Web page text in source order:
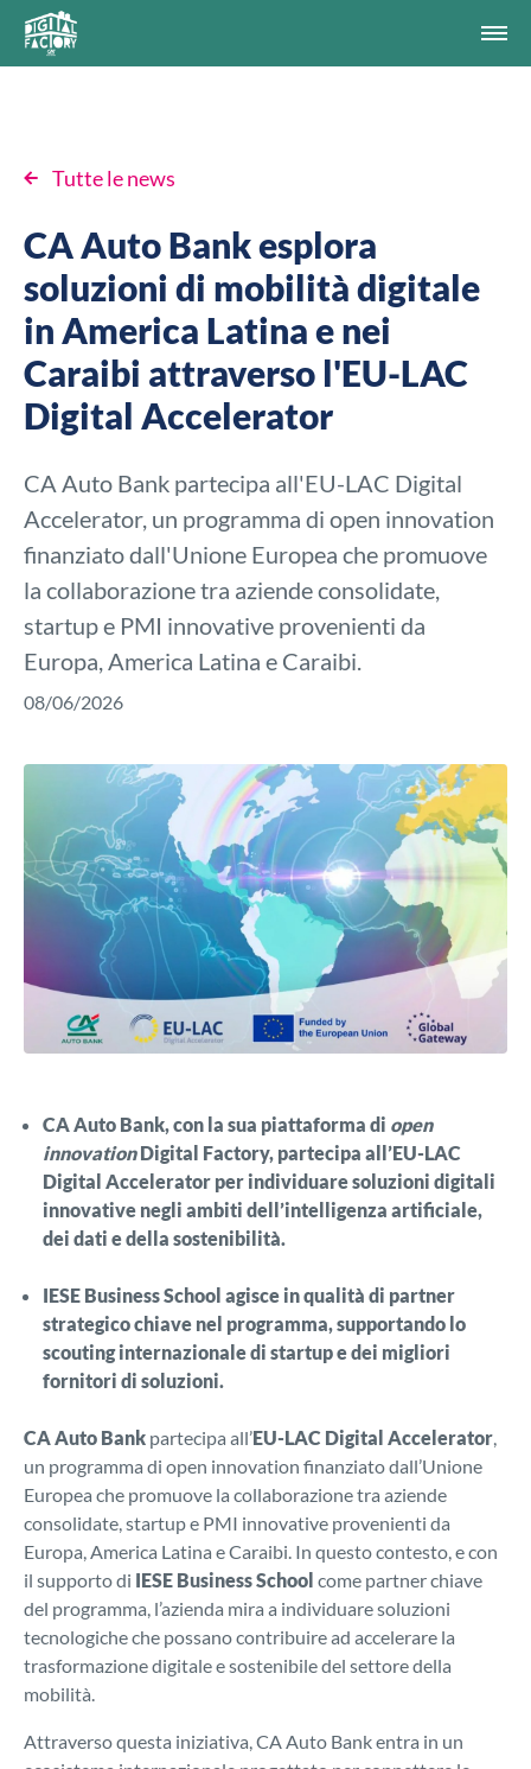
Tutte le news
CA Auto Bank esplora
soluzioni di mobilità digitale
in America Latina e nei
Caraibi attraverso l'EU-LAC
Digital Accelerator
CA Auto Bank partecipa all'EU-LAC Digital
Accelerator, un programma di open innovation
finanziato dall'Unione Europea che promuove
la collaborazione tra aziende consolidate,
startup e PMI innovative provenienti da
Europa, America Latina e Caraibi.
08/06/2026
CA Auto Bank, con la sua piattaforma di open
innovationDigital Factory, partecipa all’EU-LAC
Digital Accelerator per individuare soluzioni digitali
innovative negli ambiti dell’intelligenza artificiale,
dei dati e della sostenibilità.
IESE Business School agisce in qualità di partner
strategico chiave nel programma, supportando lo
scouting internazionale di startup e dei migliori
fornitori di soluzioni.
CA Auto Bank partecipa all’EU-LAC Digital Accelerator,
un programma di open innovation finanziato dall’Unione
Europea che promuove la collaborazione tra aziende
consolidate, startup e PMI innovative provenienti da
Europa, America Latina e Caraibi. In questo contesto, e con
il supporto di IESE Business School come partner chiave
del programma, l’azienda mira a individuare soluzioni
tecnologiche che possano contribuire ad accelerare la
trasformazione digitale e sostenibile del settore della
mobilità.
Attraverso questa iniziativa, CA Auto Bank entra in un